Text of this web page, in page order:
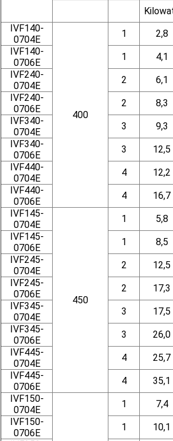
IVF140-
0704E
400
1 2,8
IVF140-
0706E
1 4,1
IVF240-
0704E
2 6,1
IVF240-
0706E
2 8,3
IVF340-
0704E
3 9,3
IVF340-
0706E
3 12,5
IVF440-
0704E
4 12,2
IVF440-
0706E
4 16,7
IVF145-
0704E
450
1 5,8
IVF145-
0706E
1 8,5
IVF245-
0704E
2 12,5
IVF245-
0706E
2 17,3
IVF345-
0704E
3 17,5
IVF345-
0706E
3 26,0
IVF445-
0704E
4 25,7
IVF445-
0706E
4 35,1
IVF150-
0704E
1 7,4
IVF150-
0706E
1 10,1